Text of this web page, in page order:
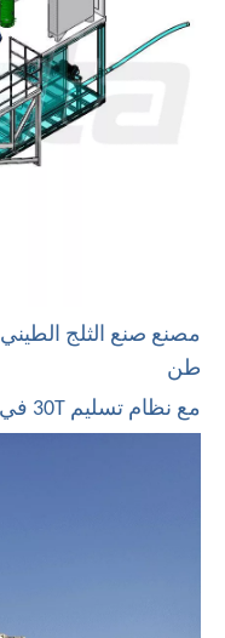
طن
مع نظام تسليم 30T في الساعة